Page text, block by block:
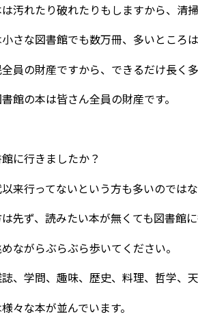
汚れたり破れたりもしますから、清
さな図書館でも数万冊、多いところ
員の財産ですから、できるだけ長く
館の本は皆さん全員の財産です。
に行きましたか？
来行ってないという方も多いのではな
先ず、読みたい本が無くても図書館に
ながらぶらぶら歩いてください。
、学問、趣味、歴史、料理、哲学、
々な本が並んでいます。